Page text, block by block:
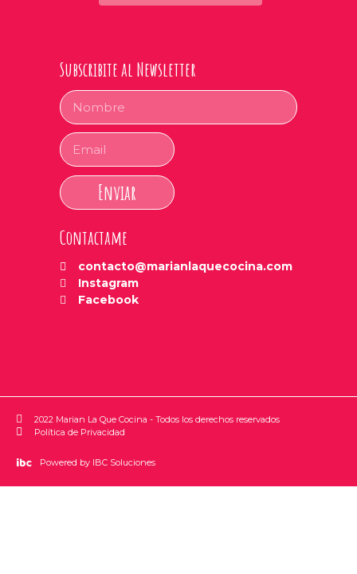
Subscribite al Newsletter
Enviar
Contactame
contacto@marianlaquecocina.com
Instagram
Facebook
2022 Marian La Que Cocina - Todos los derechos reservados
Política de Privacidad
Powered by IBC Soluciones